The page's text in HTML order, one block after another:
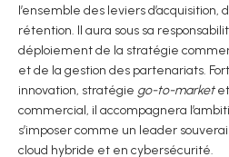
l’ensemble des leviers d’acquisition,
rétention. Il aura sous sa
déploiement de la stratégie
et de la gestion des partenariats.
innovation, stratégie go-to-market
commercial, il accompagnera
s’imposer comme un leader
cloud hybride et en cybersécurité.